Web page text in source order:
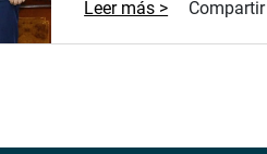
Leer más > Compartir